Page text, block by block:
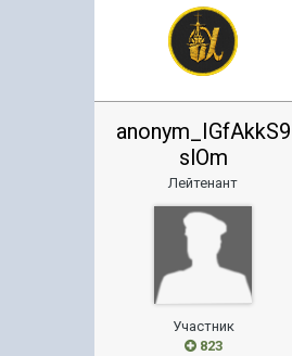
anonym_IGfAkkS9
slOm
Лейтенант
Участник
823